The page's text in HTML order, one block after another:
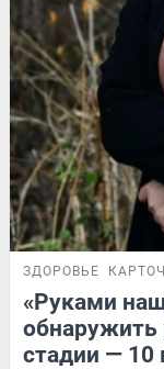
ЗДОРОВЬЕ
«Руками
обнаружить
стадии — 10